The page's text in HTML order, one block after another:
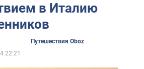
в Италию
Путешествия Oboz
22:21